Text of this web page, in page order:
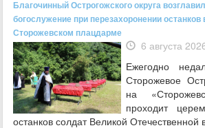
Благочинный Острогожского округа
богослужение при перезахоронении останков
Сторожевском плацдарме
6 августа
Ежегодно
Сторожевое
на
проходит
останков солдат Великой Отечественной